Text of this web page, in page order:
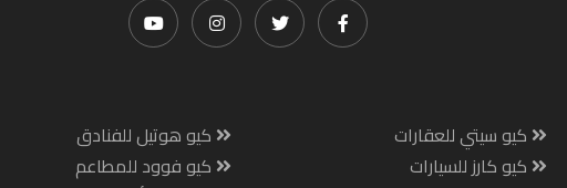
كيو سيتي للعقارات
كيو كارز للسيارات
كيو هوتيل للفنادق
كيو فوود للمطاعم